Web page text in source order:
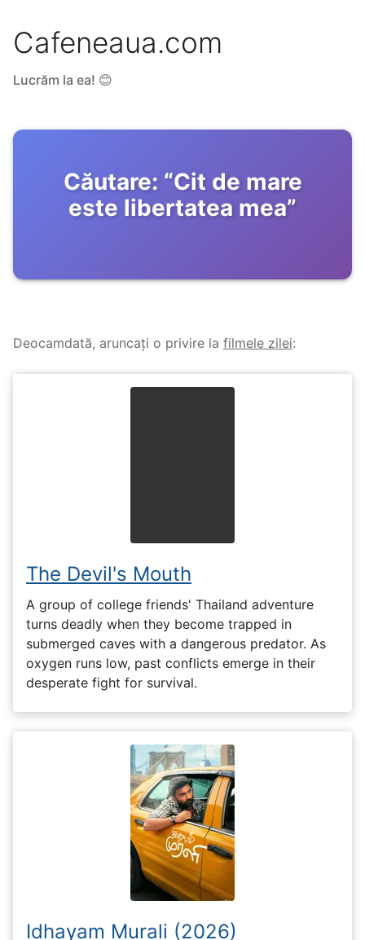
Cafeneaua.com
Lucrăm la ea! 😊
Căutare: “Cit de mare
este libertatea mea”
Deocamdată, aruncați o privire la filmele zilei:
The Devil's Mouth
A group of college friends' Thailand adventure
turns deadly when they become trapped in
submerged caves with a dangerous predator. As
oxygen runs low, past conflicts emerge in their
desperate fight for survival.
Idhayam Murali (2026)